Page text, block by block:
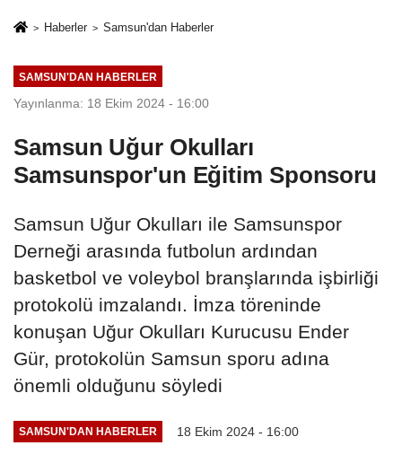
Haberler Samsun'dan Haberler
SAMSUN'DAN HABERLER
Yayınlanma: 18 Ekim 2024 - 16:00
Samsun Uğur Okulları
Samsunspor'un Eğitim Sponsoru
Samsun Uğur Okulları ile Samsunspor
Derneği arasında futbolun ardından
basketbol ve voleybol branşlarında işbirliği
protokolü imzalandı. İmza töreninde
konuşan Uğur Okulları Kurucusu Ender
Gür, protokolün Samsun sporu adına
önemli olduğunu söyledi
SAMSUN'DAN HABERLER 18 Ekim 2024 - 16:00